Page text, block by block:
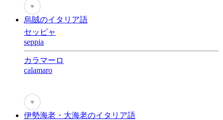
♥
烏賊のイタリア語
セッピャ
seppia
カラマーロ
calamaro
♥
伊勢海老・大海老のイタリア語